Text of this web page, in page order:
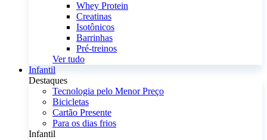
Whey Protein
Creatinas
Isotônicos
Barrinhas
Pré-treinos
Ver tudo
Infantil
Destaques
Tecnologia pelo Menor Preço
Bicicletas
Cartão Presente
Para os dias frios
Infantil